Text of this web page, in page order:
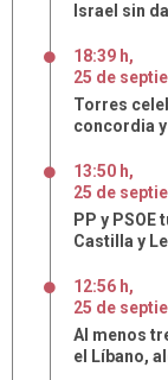
Israel sin
18:39 h,
25 de
Torres
concordia
13:50 h,
25 de
PP y
Castilla y
12:56 h,
25 de
Al menos
el Líbano,